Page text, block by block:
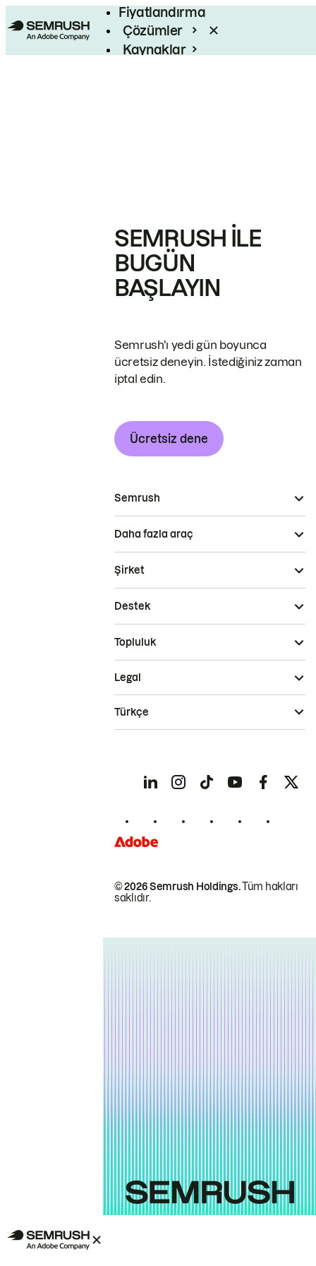
Fiyatlandırma
Çözümler
Kaynaklar
SEMRUSH ILE
BUGÜN
BAŞLAYIN
Semrush'ı yedi gün boyunca
ücretsiz deneyin. İstediğiniz zaman
iptal edin.
Ücretsiz dene
Semrush
Daha fazla araç
Şirket
Destek
Topluluk
© 2026 Semrush Holdings.Tüm hakları
saklıdır.
Legal
Türkçe